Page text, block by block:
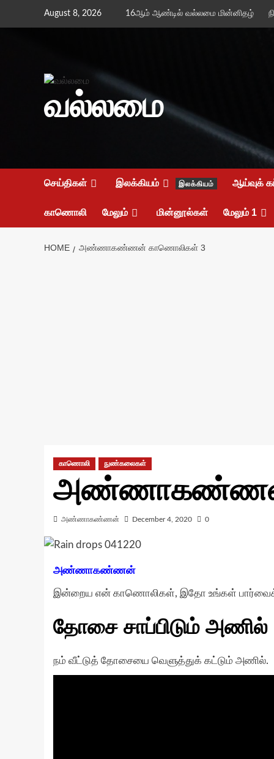
August 8, 2026 16ஆம் ஆண்டில் வல்லமை மின்னிதழ்
வல்லமை
செய்திகள் இலக்கியம் இலக்கியம் ஆய்வுக்
காணொலி மேலும் மின்னூல்கள் மேலும் 1
HOME அண்ணாகண்ணன் காணொலிகள் 3
காணொலி நுண்கலைகள்
அண்ணாகண்ணன்
அண்ணாகண்ணன் December 4, 2020 0
அண்ணாகண்ணன்
இன்றைய என் காணொலிகள், இதோ உங்கள்
தோசை சாப்பிடும் அணில்
நம் வீட்டுத் தோசையை வெளுத்துக் கட்டும் அணில்.